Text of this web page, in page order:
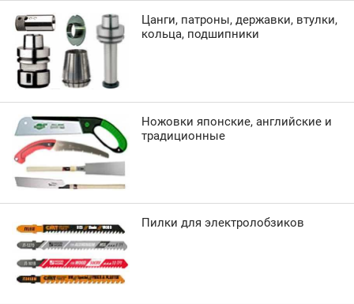
Цанги, патроны, державки, втулки,
кольца, подшипники
Ножовки японские, английские и
традиционные
Пилки для электролобзиков